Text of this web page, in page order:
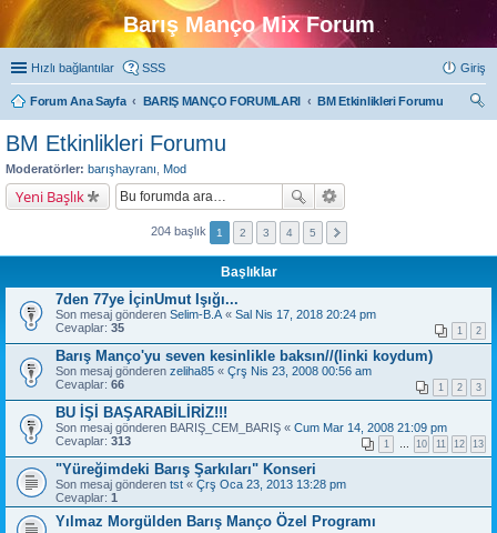
Barış Manço Mix Forum
Hızlı bağlantılar SSS Giriş
Forum Ana Sayfa BARIŞ MANÇO FORUMLARI
BM Etkinlikleri Forumu
BM Etkinlikleri Forumu
Moderatörler: barışhayranı Mod
Yeni Başlık
204 başlık 1 2 3 4 5
Başlıklar
7den 77ye İçinUmut Işığı...
Son mesaj gönderen Selim-B.A « Sal Nis 17, 2018 20:24 pm
Cevaplar: 35 1 2
Barış Manço'yu seven kesinlikle baksın//(linki koydum)
Son mesaj gönderen zeliha85 « Çrş Nis 23, 2008 00:56 am
Cevaplar: 66 1 2 3
BU İŞİ BAŞARABİLİRİZ!!!
Son mesaj gönderen BARIŞ_CEM_BARIŞ « Cum Mar 14, 2008 21:09 pm
Cevaplar: 313 1 10 11 12 13
"Yüreğimdeki Barış Şarkıları" Konseri
Son mesaj gönderen tst « Çrş Oca 23, 2013 13:28 pm
Cevaplar: 1
Yılmaz Morgülden Barış Manço Özel Programı